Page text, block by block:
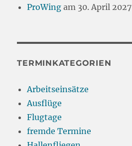
ProWing am 30. April 2027
TERMINKATEGORIEN
Arbeitseinsätze
Ausflüge
Flugtage
fremde Termine